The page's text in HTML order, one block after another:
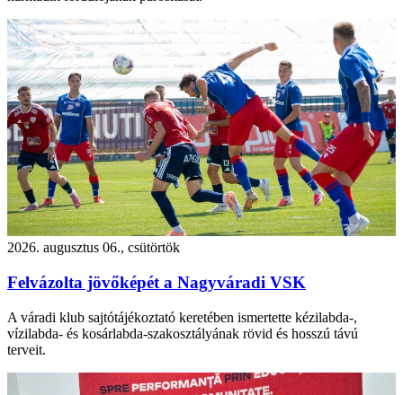
2026. augusztus 06., csütörtök
Felvázolta jövőképét a Nagyváradi VSK
A váradi klub sajtótájékoztató keretében ismertette kézilabda-,
vízilabda- és kosárlabda-szakosztályának rövid és hosszú távú
terveit.